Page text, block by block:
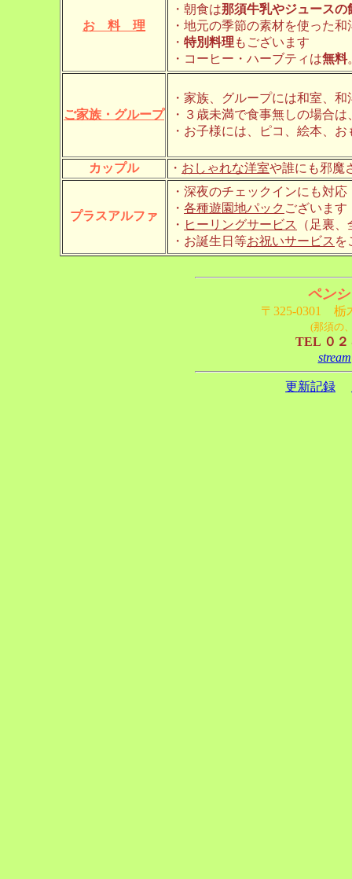
お 料 理
・朝食は那須牛乳やジュース
・地元の季節の素材を使った
・ 特別料理 もございます
・コーヒー・ハーブティは無料
ご家族・グループ
・家族、グループには和室、
・３歳未満で食事無しの場合は
・お子様には、ピコ、絵本、
カップル ・ おしゃれな洋室や誰にも邪魔
プラスアルファ
・深夜のチェックインにも対応
・ 各種遊園地パック ございます
・ ヒーリングサービス
（足
・お誕生日等お祝いサービス を
ペン
〒325-0301 栃
(那須の
TEL ０２
更新記録